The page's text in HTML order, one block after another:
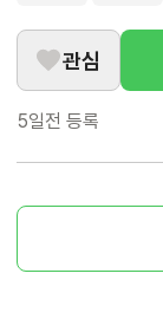
관심
5일전 등록